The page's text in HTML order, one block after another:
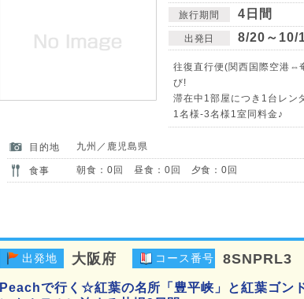
旅行期間 4日間
出発日 8/20～10/
往復直行便(関西国際空港⇔
び!
滞在中1部屋につき1台レン
1名様-3名様1室同料金♪
目的地 九州／鹿児島県
食事 朝食：0回 昼食：0回 夕食：0回
出発地 大阪府 コース番号 8SNPRL3
Peachで行く☆紅葉の名所「豊平峡」と紅葉ゴン